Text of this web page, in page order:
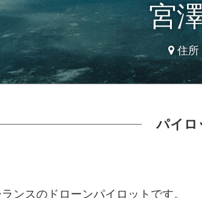
宮
住所
パイロ
ンスのドローンパイロットです。